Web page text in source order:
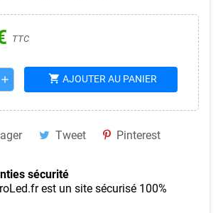
TTC
add shopping_cart AJOUTER AU PANIER
Tweet Pinterest
sécurité
est un site sécurisé 100%